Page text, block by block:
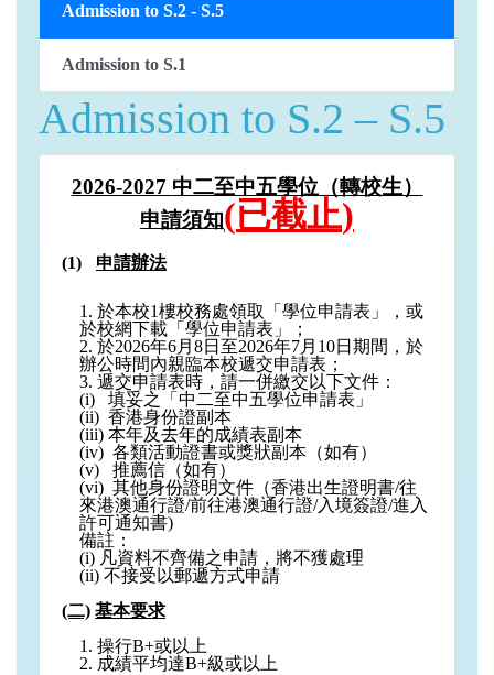
Admission to S.2 - S.5
Admission to S.1
Admission to S.2 – S.5
2026-2027​​ 中二至中五學位（轉校生）
申請須知(已截止)
申請辦法
1. 於本校1樓校務處領取「學位申請表」，或
於校網下載「學位申請表」；
2. 於2026年6月8日至2026年7月10日期間，於
辦公時間內親臨本校遞交申請表；
3. 遞交申請表時，請一併繳交以下文件：
(i)
填妥之「中二至中五學位申請表」
(ii) 香港身份證副本
(iii)​​ 本年及去年的成績表副本
(iv) 各類活動證書或獎狀副本（如有）
(v)
推薦信（如有）
(vi) 其他身份證明文件（香港出生證明書/往
來港澳通行證/前往港澳通行證/入境簽證/進入
許可通知書)
備註：
(i)​​ 凡資料不齊備之申請，將不獲處理
(ii)​​ 不接受以郵遞方式申請
(二) 基本要求
1. 操行B+或以上
2. 成績平均達B+級或以上